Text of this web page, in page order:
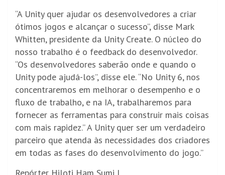
“A Unity quer ajudar os desenvolvedores a criar
ótimos jogos e alcançar o sucesso”, disse Mark
Whitten, presidente da Unity Create. O núcleo do
nosso trabalho é o feedback do desenvolvedor.
“Os desenvolvedores saberão onde e quando o
Unity pode ajudá-los”, disse ele. “No Unity 6, nos
concentraremos em melhorar o desempenho e o
fluxo de trabalho, e na IA, trabalharemos para
fornecer as ferramentas para construir mais coisas
com mais rapidez.” A Unity quer ser um verdadeiro
parceiro que atenda às necessidades dos criadores
em todas as fases do desenvolvimento do jogo.”
Repórter Hiloti Ham Sumi |